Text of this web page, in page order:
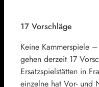
17 Vorschläge
Keine Kammerspiele
gehen derzeit 17
Ersatzspielstätten in
einzelne hat Vor- und